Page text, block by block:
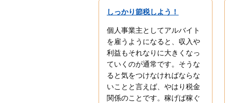
しっかり節税しよう！
個人事業主としてアルバイト
を雇うようになると、収入や
利益もそれなりに大きくなっ
ていくのが通常です。そうな
ると気をつけなければならな
いことと言えば、やはり税金
関係のことです。稼げば稼ぐ